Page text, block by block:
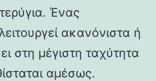
Ένας
ακανόνιστα ή
στη μέγιστη ταχύτητα
αμέσως.